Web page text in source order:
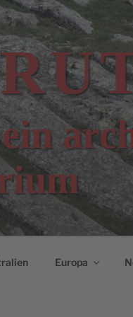
Europa